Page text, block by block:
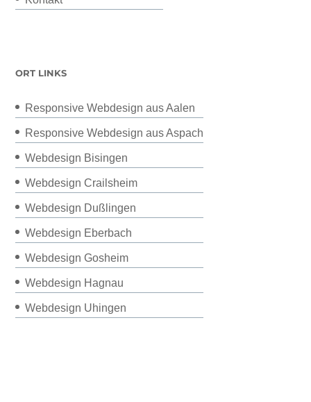
ORT LINKS
Responsive Webdesign aus Aalen
Responsive Webdesign aus Aspach
Webdesign Bisingen
Webdesign Crailsheim
Webdesign Dußlingen
Webdesign Eberbach
Webdesign Gosheim
Webdesign Hagnau
Webdesign Uhingen